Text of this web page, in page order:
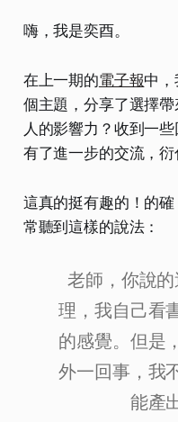
嗨，我是奕酉。
在上一期的電子報中
個主題，分享了選擇
人的影響力？收到一
有了進一步的交流，衍
這真的挺有趣的！的
常聽到這樣的說法：
老師，你說
理，我自己看
的感覺。但是
外一回事，我
能產